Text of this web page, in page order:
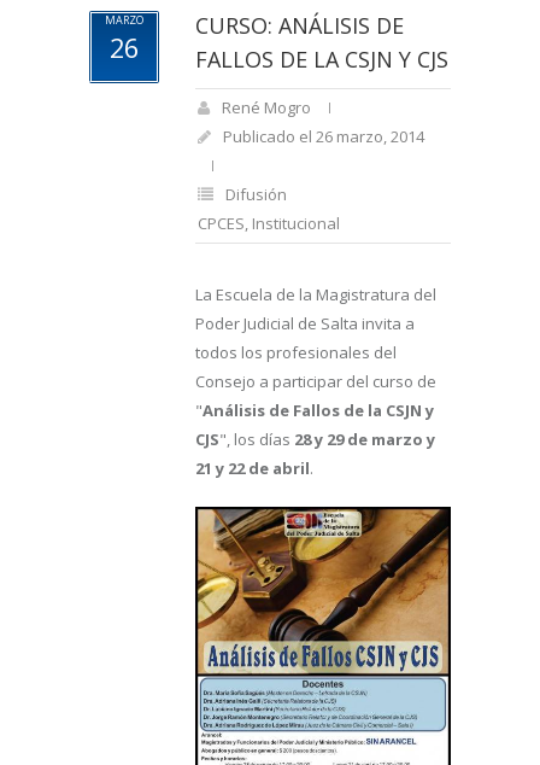
MARZO
26
CURSO: ANÁLISIS DE
FALLOS DE LA CSJN Y CJS
René Mogro
Publicado el 26 marzo, 2014
Difusión
CPCES, Institucional
La Escuela de la Magistratura del
Poder Judicial de Salta invita a
todos los profesionales del
Consejo a participar del curso de
"Análisis de Fallos de la CSJN y
CJS", los días 28 y 29 de marzo y
21 y 22 de abril.